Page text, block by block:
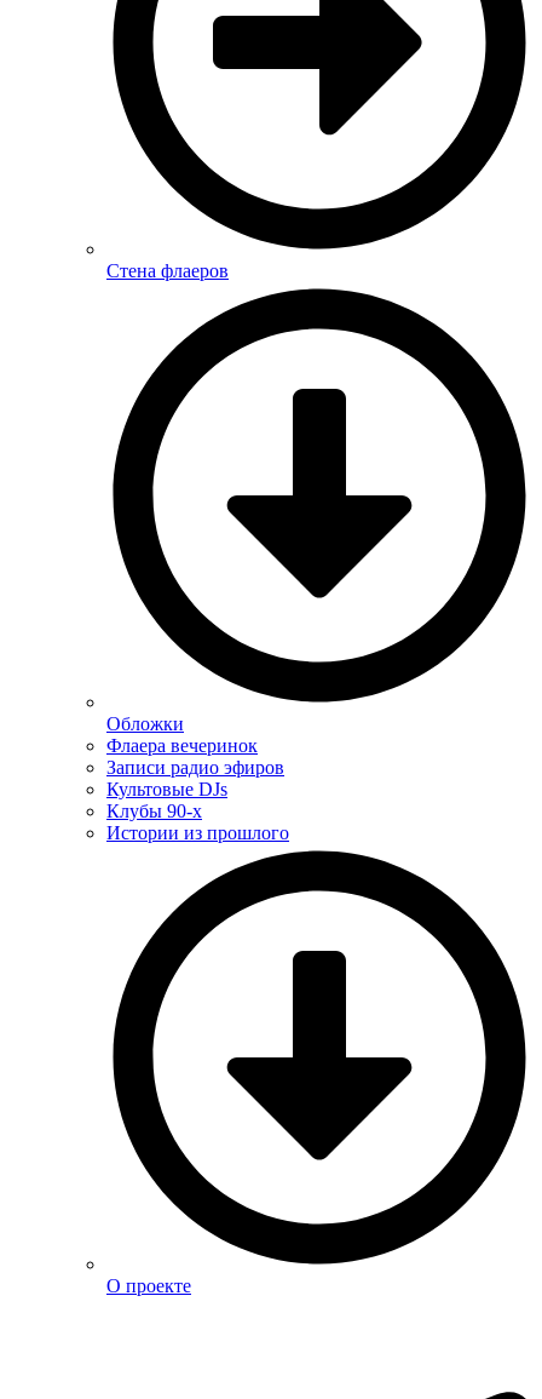
Стена флаеров
Обложки
Флаера вечеринок
Записи радио эфиров
Культовые DJs
Клубы 90-х
Истории из прошлого
О проекте